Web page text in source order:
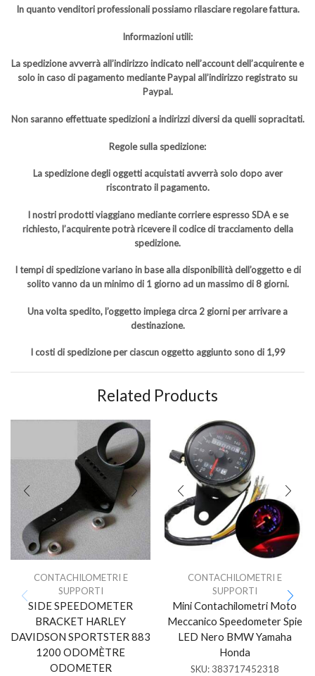
In quanto venditori professionali possiamo rilasciare regolare fattura.
Informazioni utili:
La spedizione avverrà all’indirizzo indicato nell’account dell’acquirente e
solo in caso di pagamento mediante Paypal all’indirizzo registrato su
Paypal.
Non saranno effettuate spedizioni a indirizzi diversi da quelli sopracitati.
Regole sulla spedizione:
La spedizione degli oggetti acquistati avverrà solo dopo aver
riscontrato il pagamento.
I nostri prodotti viaggiano mediante corriere espresso SDA e se
richiesto, l’acquirente potrà ricevere il codice di tracciamento della
spedizione.
I tempi di spedizione variano in base alla disponibilità dell’oggetto e di
solito vanno da un minimo di 1 giorno ad un massimo di 8 giorni.
Una volta spedito, l’oggetto impiega circa 2 giorni per arrivare a
destinazione.
I costi di spedizione per ciascun oggetto aggiunto sono di 1,99
Related Products
CONTACHILOMETRI E
SUPPORTI
SIDE SPEEDOMETER
BRACKET HARLEY
DAVIDSON SPORTSTER 883
1200 ODOMÈTRE
ODOMETER
CONTACHILOMETRI E
SUPPORTI
Mini Contachilometri Moto
Meccanico Speedometer Spie
LED Nero BMW Yamaha
Honda
SKU: 383717452318